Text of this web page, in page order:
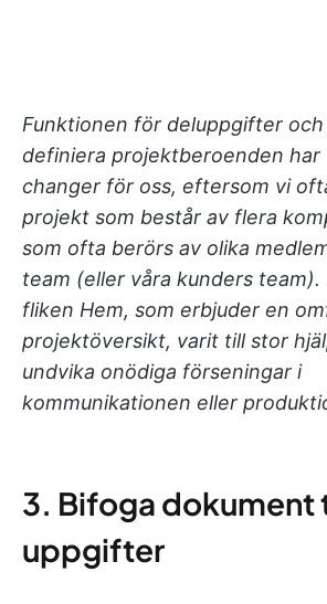
Funktionen för deluppgifter
definiera projektberoenden har
changer för oss, eftersom vi
projekt som består av flera
som ofta berörs av olika
team (eller våra kunders team).
fliken Hem, som erbjuder en
projektöversikt, varit till stor
undvika onödiga förseningar i
kommunikationen eller
3. Bifoga dokument
uppgifter